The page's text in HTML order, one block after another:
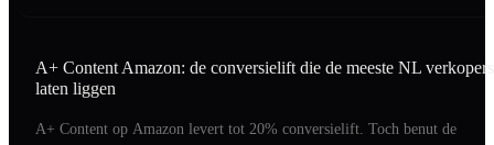
A+ Content Amazon: de conversielift die de meeste NL verkopers
laten liggen
A+ Content op Amazon levert tot 20% conversielift. Toch benut de